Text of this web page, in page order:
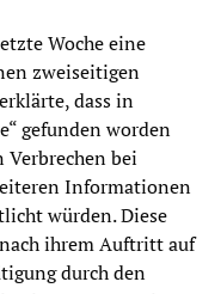
Woche eine
zweiseitigen
dass in
gefunden worden
Verbrechen bei
Informationen
würden. Diese
ihrem Auftritt auf
durch den